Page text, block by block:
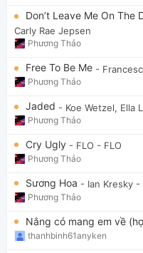
Don’t Leave Me On The
Carly Rae Jepsen
Phương Thảo
Free To Be Me -
Phương Thảo
Jaded - Koe Wetzel, Ella
Phương Thảo
Cry Ugly - FLO - FLO
Phương Thảo
Sương Hoa - Ian Kresky -
Phương Thảo
Nắng có mang em về
thanhbinh61anyken